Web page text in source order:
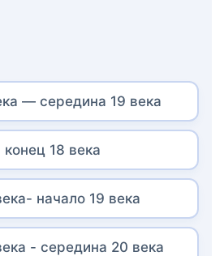
— середина 19 века
18 века
начало 19 века
- середина 20 века